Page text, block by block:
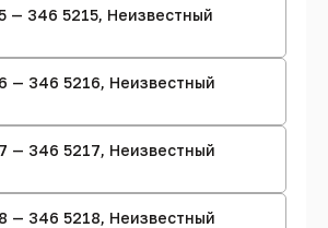
— 346 5215, Неизвестный
— 346 5216, Неизвестный
— 346 5217, Неизвестный
— 346 5218, Неизвестный